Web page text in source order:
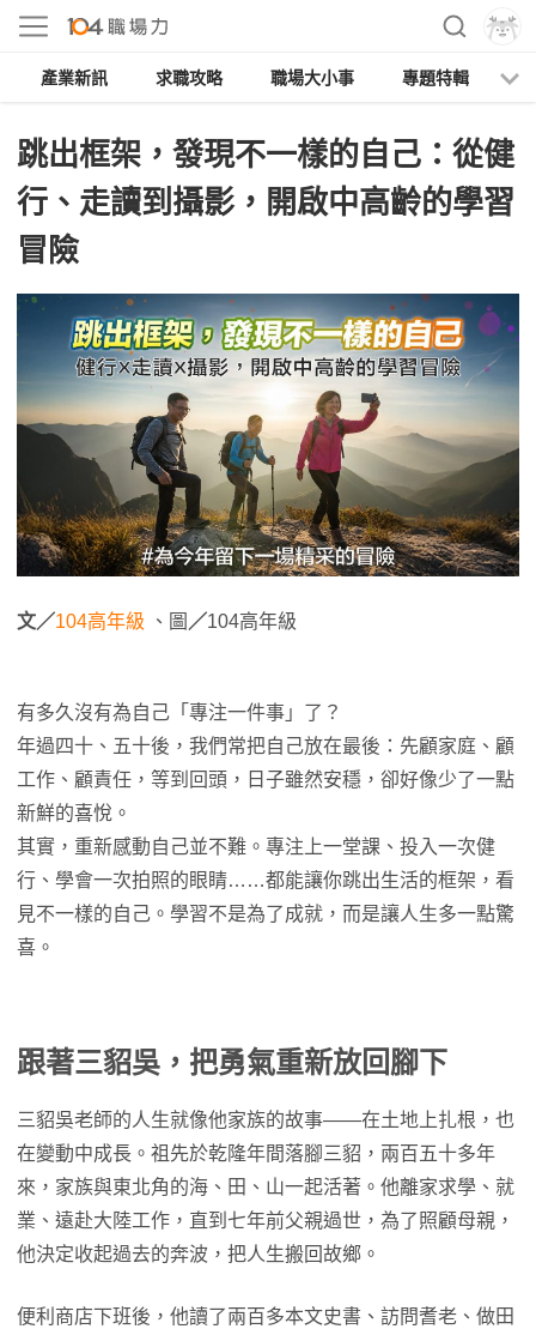
產業新訊 求職攻略 職場大小事 專題特輯
跳出框架，發現不一樣的自己：從健
行、走讀到攝影，開啟中高齡的學習
冒險
文／104高年級 、圖 ／104高年級
有多久沒有為自己「專注一件事」了？
年過四十、五十後，我們常把自己放在最後：先顧家庭、顧
工作、顧責任，等到回頭，日子雖然安穩，卻好像少了一點
新鮮的喜悅。
其實，重新感動自己並不難。專注上一堂課、投入一次健
行、學會一次拍照的眼睛……都能讓你跳出生活的框架，看
見不一樣的自己。學習不是為了成就，而是讓人生多一點驚
喜。
跟著三貂吳，把勇氣重新放回腳下
三貂吳老師的人生就像他家族的故事——在土地上扎根，也
在變動中成長。祖先於乾隆年間落腳三貂，兩百五十多年
來，家族與東北角的海、田、山一起活著。他離家求學、就
業、遠赴大陸工作，直到七年前父親過世，為了照顧母親，
他決定收起過去的奔波，把人生搬回故鄉。
便利商店下班後，他讀了兩百多本文史書、訪問耆老、做田